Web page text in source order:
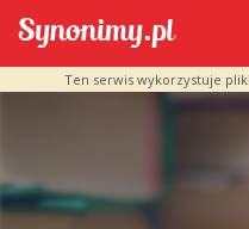
Ten serwis wykorzystuje